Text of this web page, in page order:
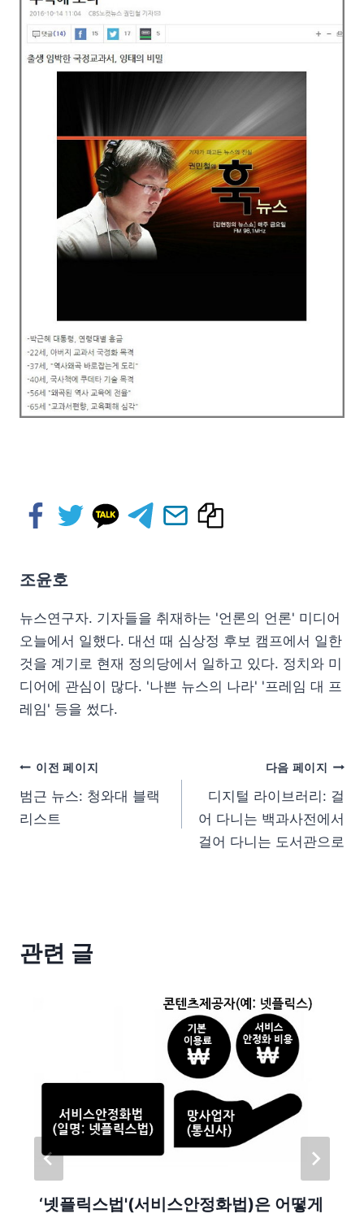
조윤호
뉴스연구자. 기자들을 취재하는 '언론의 언론' 미디어
오늘에서 일했다. 대선 때 심상정 후보 캠프에서 일한
것을 계기로 현재 정의당에서 일하고 있다. 정치와 미
디어에 관심이 많다. '나쁜 뉴스의 나라' '프레임 대 프
레임' 등을 썼다.
이전 페이지
범근 뉴스: 청와대 블랙
리스트
다음 페이지
디지털 라이브러리: 걸
어 다니는 백과사전에서
걸어 다니는 도서관으로
관련 글
‘넷플릭스법'(서비스안정화법)은 어떻게